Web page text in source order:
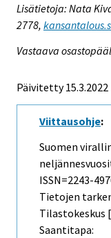
Lisätietoja: Nata
2778,
Vastaava
Päivitetty 15.3.2022
Viittausohje:
Suomen
ISSN=2243-
Tietojen
Tilastokeskus
Saantitapa: